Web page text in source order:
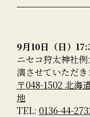
9月10日（日）
ニセコ狩太神社
演させていただき
〒048-1502 北海
地
TEL: 0136-44-